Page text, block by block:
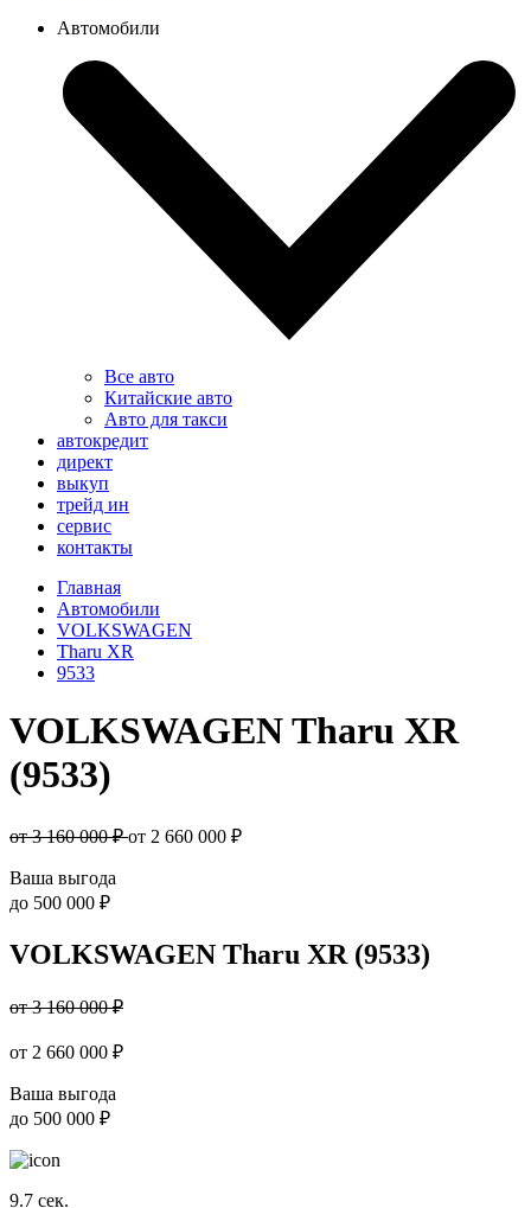
Автомобили
Все авто
Китайские авто
Авто для такси
автокредит
директ
выкуп
трейд ин
сервис
контакты
Главная
Автомобили
VOLKSWAGEN
Tharu XR
9533
VOLKSWAGEN Tharu XR
(9533)
от 3 160 000 ₽от 2 660 000 ₽
Ваша выгода
до 500 000 ₽
VOLKSWAGEN Tharu XR (9533)
от 3 160 000 ₽
от 2 660 000 ₽
Ваша выгода
до 500 000 ₽
9.7 сек.